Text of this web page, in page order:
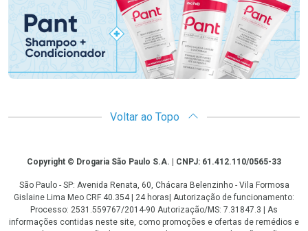
Voltar ao Topo
CopyrightCopyright © Drogaria São Paulo S.A. | CNPJ: 61.412.110/0565-33
São Paulo - SP: Avenida Renata, 60, Chácara Belenzinho - Vila Formosa
Gislaine Lima Meo CRF 40.354 | 24 horas| Autorização de funcionamento:
Processo: 2531.559767/2014-90 Autorização/MS: 7.31847.3 | As
informações contidas neste site, como promoções e ofertas de remédios e